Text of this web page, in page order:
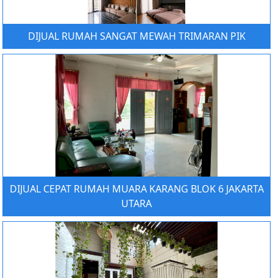
DIJUAL RUMAH SANGAT MEWAH TRIMARAN PIK
DIJUAL CEPAT RUMAH MUARA KARANG BLOK 6 JAKARTA
UTARA